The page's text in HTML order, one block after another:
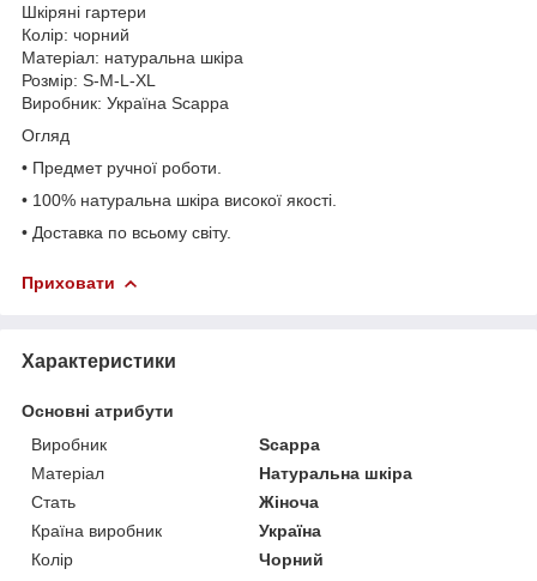
Шкіряні гартери
Колір: чорний
Матеріал: натуральна шкіра
Розмір: S-M-L-XL
Виробник: Україна Scappa
Огляд
• Предмет ручної роботи.
• 100% натуральна шкіра високої якості.
• Доставка по всьому світу.
Приховати
Характеристики
Основні атрибути
Виробник
Scappa
Матеріал
Натуральна шкіра
Стать
Жіноча
Країна виробник
Україна
Колір
Чорний